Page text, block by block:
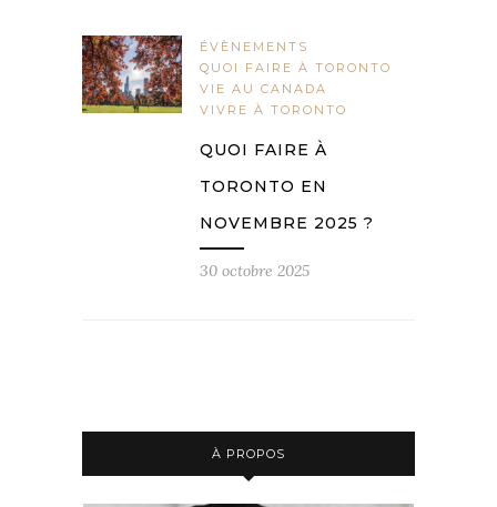
ÉVÈNEMENTS
QUOI FAIRE À TORONTO
VIE AU CANADA
VIVRE À TORONTO
QUOI FAIRE À
TORONTO EN
NOVEMBRE 2025 ?
30 octobre 2025
À PROPOS